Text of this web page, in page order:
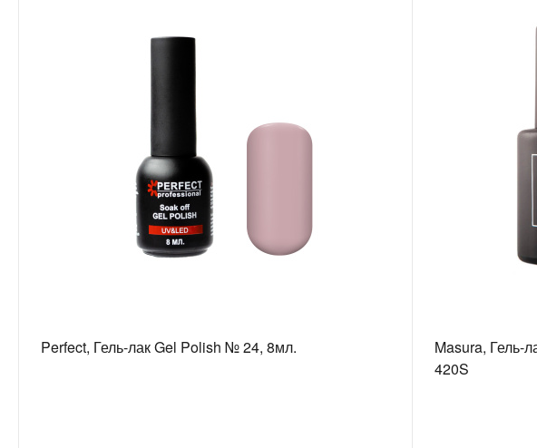
Perfect, Гель-лак Gel Polish № 24, 8мл.
Masura, Гель-
420S